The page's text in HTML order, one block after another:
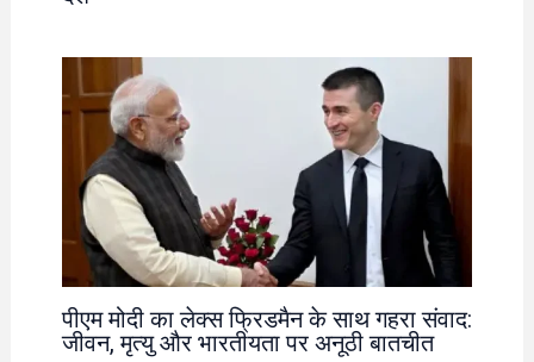
पीएम मोदी का लेक्स फ्रिडमैन के साथ गहरा संवाद:
जीवन, मृत्यु और भारतीयता पर अनूठी बातचीत